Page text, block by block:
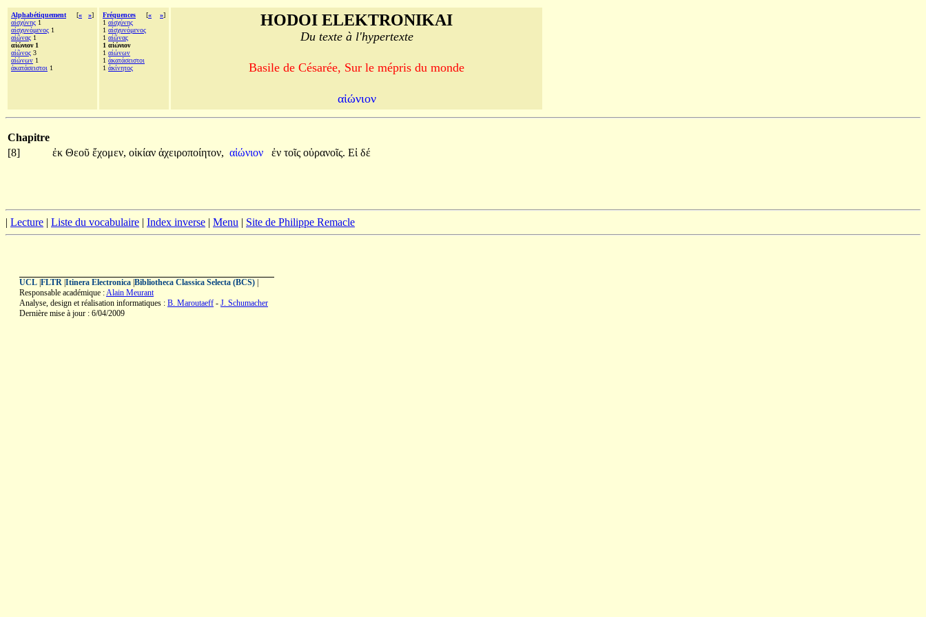
Alphabétiquement [« »]
αἰσχύνης 1
αἰσχυνόμενος 1
αἰῶνας 1
αἰώνιον 1
αἰῶνος 3
αἰώνων 1
ἀκατάσειστοι 1
Fréquences [« »]
1 αἰσχύνης
1 αἰσχυνόμενος
1 αἰῶνας
1 αἰώνιον
1 αἰώνων
1 ἀκατάσειστοι
1 ἀκίνητος
HODOI ELEKTRONIKAI
Du texte à l'hypertexte
Basile de Césarée, Sur le mépris du monde
αἰώνιον
Chapitre
[8]
ἐκ Θεοῦ ἔχομεν, οἰκίαν ἀχειροποίητον, αἰώνιον ἐν τοῖς οὐρανοῖς. Εἰ δέ
| Lecture | Liste du vocabulaire | Index inverse | Menu | Site de Philippe Remacle
UCL FLTR Itinera Electronica Bibliotheca Classica Selecta (BCS)
Responsable académique :Alain Meurant
Analyse, design et réalisation informatiques : B. Maroutaeff - J. Schumacher
Dernière mise à jour : 6/04/2009